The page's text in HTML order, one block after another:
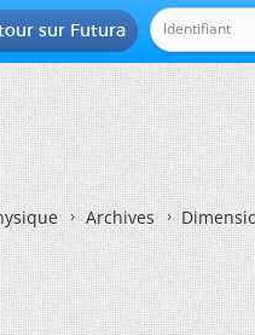
sur Futura
Archives